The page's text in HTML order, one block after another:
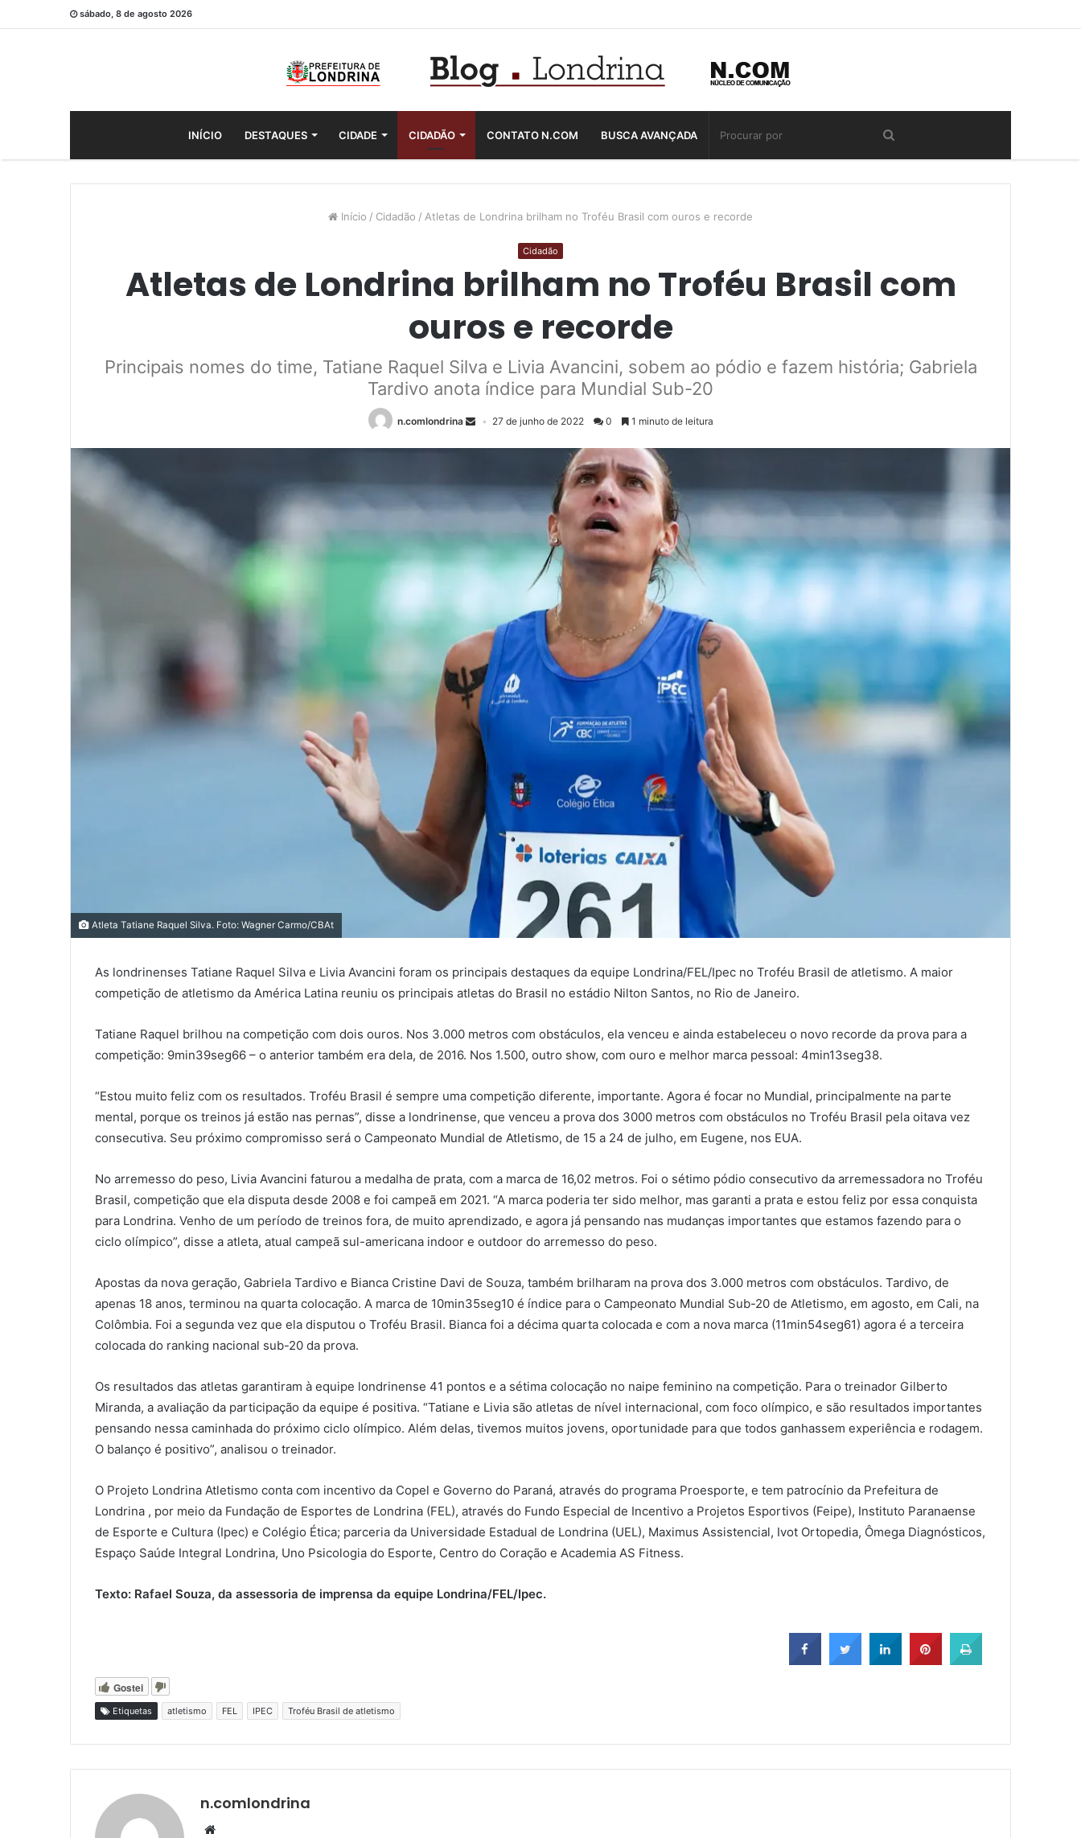
sábado, 8 de agosto 2026
INÍCIO DESTAQUES CIDADE CIDADÃO CONTATO N.COM BUSCA AVANÇADA
Início / Cidadão / Atletas de Londrina brilham no Troféu Brasil com ouros e recorde
Cidadão
Atletas de Londrina brilham no Troféu Brasil com
ouros e recorde
Principais nomes do time, Tatiane Raquel Silva e Livia Avancini, sobem ao pódio e fazem história; Gabriela
Tardivo anota índice para Mundial Sub-20
n.comlondrina 27 de junho de 2022 0 1 minuto de leitura
Atleta Tatiane Raquel Silva. Foto: Wagner Carmo/CBAt
As londrinenses Tatiane Raquel Silva e Livia Avancini foram os principais destaques da equipe Londrina/FEL/Ipec no Troféu Brasil de atletismo. A maior
competição de atletismo da América Latina reuniu os principais atletas do Brasil no estádio Nilton Santos, no Rio de Janeiro.
Tatiane Raquel brilhou na competição com dois ouros. Nos 3.000 metros com obstáculos, ela venceu e ainda estabeleceu o novo recorde da prova para a
competição: 9min39seg66 – o anterior também era dela, de 2016. Nos 1.500, outro show, com ouro e melhor marca pessoal: 4min13seg38.
“Estou muito feliz com os resultados. Troféu Brasil é sempre uma competição diferente, importante. Agora é focar no Mundial, principalmente na parte
mental, porque os treinos já estão nas pernas”, disse a londrinense, que venceu a prova dos 3000 metros com obstáculos no Troféu Brasil pela oitava vez
consecutiva. Seu próximo compromisso será o Campeonato Mundial de Atletismo, de 15 a 24 de julho, em Eugene, nos EUA.
No arremesso do peso, Livia Avancini faturou a medalha de prata, com a marca de 16,02 metros. Foi o sétimo pódio consecutivo da arremessadora no Troféu
Brasil, competição que ela disputa desde 2008 e foi campeã em 2021. “A marca poderia ter sido melhor, mas garanti a prata e estou feliz por essa conquista
para Londrina. Venho de um período de treinos fora, de muito aprendizado, e agora já pensando nas mudanças importantes que estamos fazendo para o
ciclo olímpico”, disse a atleta, atual campeã sul-americana indoor e outdoor do arremesso do peso.
Apostas da nova geração, Gabriela Tardivo e Bianca Cristine Davi de Souza, também brilharam na prova dos 3.000 metros com obstáculos. Tardivo, de
apenas 18 anos, terminou na quarta colocação. A marca de 10min35seg10 é índice para o Campeonato Mundial Sub-20 de Atletismo, em agosto, em Cali, na
Colômbia. Foi a segunda vez que ela disputou o Troféu Brasil. Bianca foi a décima quarta colocada e com a nova marca (11min54seg61) agora é a terceira
colocada do ranking nacional sub-20 da prova.
Os resultados das atletas garantiram à equipe londrinense 41 pontos e a sétima colocação no naipe feminino na competição. Para o treinador Gilberto
Miranda, a avaliação da participação da equipe é positiva. “Tatiane e Livia são atletas de nível internacional, com foco olímpico, e são resultados importantes
pensando nessa caminhada do próximo ciclo olímpico. Além delas, tivemos muitos jovens, oportunidade para que todos ganhassem experiência e rodagem.
O balanço é positivo”, analisou o treinador.
O Projeto Londrina Atletismo conta com incentivo da Copel e Governo do Paraná, através do programa Proesporte, e tem patrocínio da Prefeitura de
Londrina , por meio da Fundação de Esportes de Londrina (FEL), através do Fundo Especial de Incentivo a Projetos Esportivos (Feipe), Instituto Paranaense
de Esporte e Cultura (Ipec) e Colégio Ética; parceria da Universidade Estadual de Londrina (UEL), Maximus Assistencial, Ivot Ortopedia, Ômega Diagnósticos,
Espaço Saúde Integral Londrina, Uno Psicologia do Esporte, Centro do Coração e Academia AS Fitness.
Texto: Rafael Souza, da assessoria de imprensa da equipe Londrina/FEL/Ipec.
Gostei
Etiquetas atletismo FEL IPEC Troféu Brasil de atletismo
n.comlondrina
Website